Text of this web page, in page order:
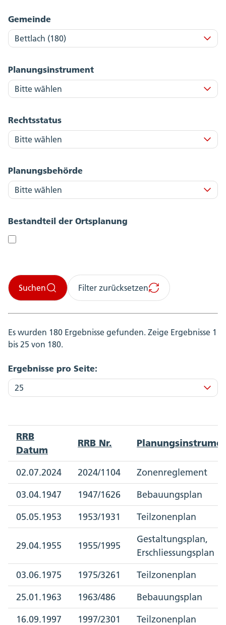
Gemeinde
Planungsinstrument
Rechtsstatus
Planungsbehörde
Bestandteil der Ortsplanung
Suchen Filter zurücksetzen
Es wurden 180 Ergebnisse gefunden. Zeige Ergebnisse 1
bis 25 von 180.
Ergebnisse pro Seite:
RRB
Datum
RRB Nr.
02.07.2024 2024/1104
Zonenreglement
03.04.1947
1947/1626
Bebauungsplan
05.05.1953
1953/1931 Teilzonenplan
29.04.1955 1955/1995
Gestaltungsplan,
Erschliessungsplan
03.06.1975
1975/3261
Teilzonenplan
25.01.1963
1963/486
Bebauungsplan
16.09.1997
1997/2301 Teilzonenplan